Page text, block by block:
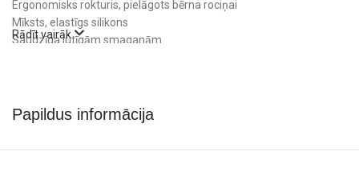
Ergonomisks rokturis, pielāgots bērna rociņai
Mīksts, elastīgs silikons
Saudzīga jutīgām smaganām
Komplektā: 1 gab.
Rādīt vairāk
Papildus informācija